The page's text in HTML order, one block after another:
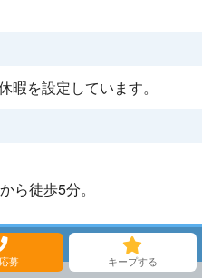
暇を設定しています。
ら徒歩5分。
募 キープする